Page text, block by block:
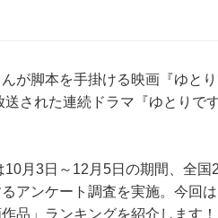
が脚本を手掛ける映画『ゆと
送された連続ドラマ『ゆとりで
月3日～12月5日の期間、全
るアンケート調査を実施。今回
品」ランキングを紹介します！